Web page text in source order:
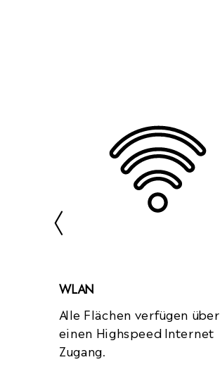
WLAN
Alle Flächen verfügen über
einen Highspeed Internet
Zugang.